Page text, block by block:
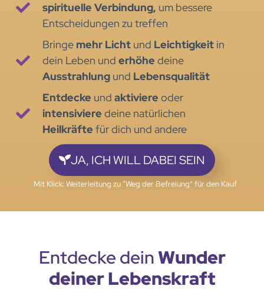
spirituelle Verbindung, um bessere
Entscheidungen zu treffen
Bringe mehr Lichtund Leichtigkeit in
dein Leben und erhöhe deine
Ausstrahlung und Lebensqualität
Entdecke und aktiviere oder
intensiviere deine natürlichen
Heilkräfte für dich und andere
JA, ICH WILL DABEI SEIN
Mit Klick: Weiterleitung zu “Weg der Befreiung” für den Kauf
Entdecke deinWunder
deiner Lebenskraft